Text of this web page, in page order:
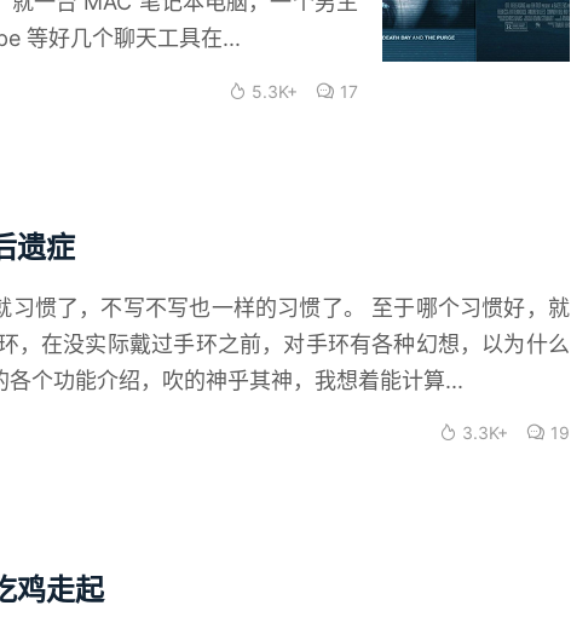
等好几个聊天工具在...
5.3K+ 17
遗症
习惯了，不写不写也一样的习惯了。 至于哪个习惯好，就
，在没实际戴过手环之前，对手环有各种幻想，以为什么
个功能介绍，吹的神乎其神，我想着能计算...
3.3K+ 19
鸡走起